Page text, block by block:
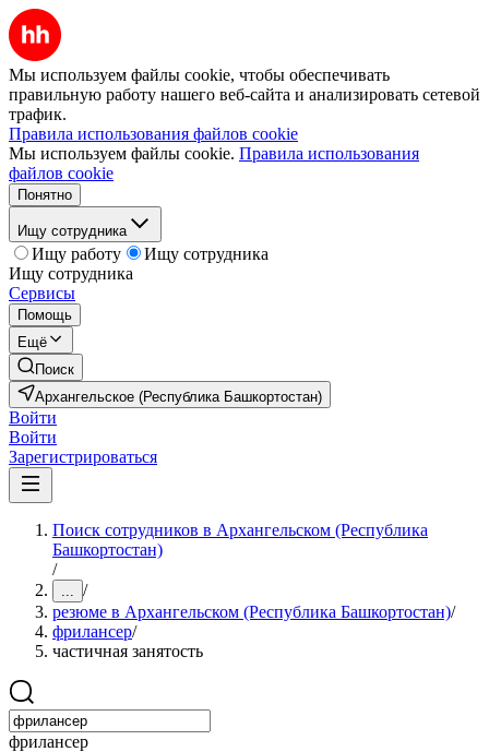
Мы используем файлы cookie, чтобы обеспечивать
правильную работу нашего веб-сайта и анализировать сетевой
трафик.
Правила использования файлов cookie
Мы используем файлы cookie. Правила использования
файлов cookie
Понятно
Ищу сотрудника
Ищу работу
Ищу сотрудника
Ищу сотрудника
Сервисы
Помощь
Ещё
Поиск
Архангельское (Республика Башкортостан)
Войти
Войти
Зарегистрироваться
Поиск сотрудников в Архангельском (Республика
Башкортостан)
/
... /
резюме в Архангельском (Республика Башкортостан)/
фрилансер/
частичная занятость
фрилансер